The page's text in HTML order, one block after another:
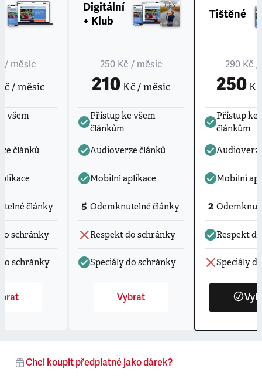
/ měsíc
/ měsíc
všem
článků
články
schránky
schránky
Digitální
+ Klub
250 Kč/ měsíc
210 Kč / měsíc
Přístup ke všem
článkům
Audioverze článků
Mobilní aplikace
5 Odemknutelné články
Respekt do schránky
Speciály do schránky
Vybrat
Tištěné
290 Kč/
250Kč
Přístup ke
článkům
Mobilní
2
Respekt
Speciály
Chci koupit předplatné jako dárek?